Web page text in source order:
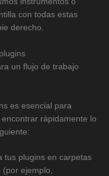
con todas estas
derecho.
un flujo de trabajo
es esencial para
rápidamente lo
tus plugins en carpetas
(por ejemplo,